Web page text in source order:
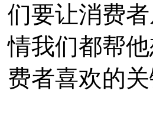
们要让消费
情我们都帮
费者喜欢的关